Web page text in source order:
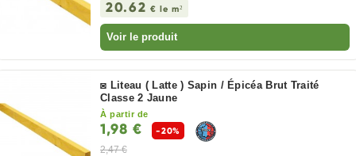
20.62 € le m²
Voir le produit
◙ Liteau ( Latte ) Sapin / Épicéa Brut Traité
Classe 2 Jaune
À partir de
1,98 €
-20%
2,47 €